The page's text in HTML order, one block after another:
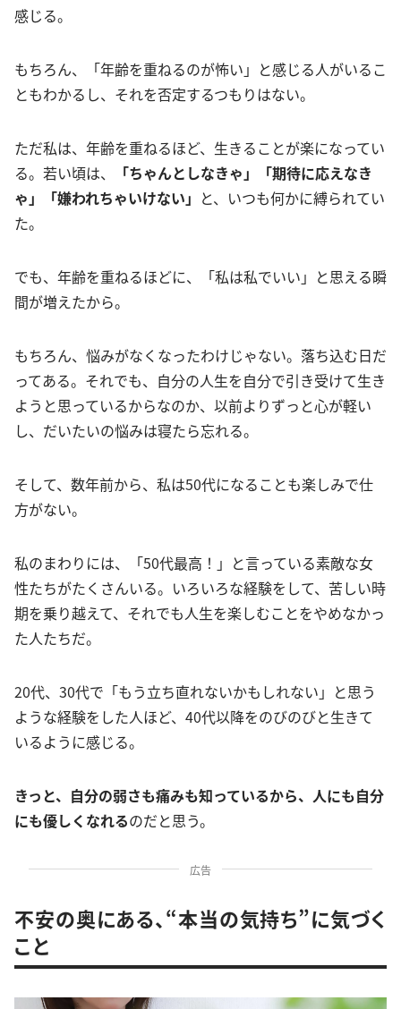
感じる。
もちろん、「年齢を重ねるのが怖い」と感じる人がいるこ
ともわかるし、それを否定するつもりはない。
ただ私は、年齢を重ねるほど、生きることが楽になってい
る。若い頃は、
「ちゃんとしなきゃ」「期待に応えなき
ゃ」「嫌われちゃいけない」 と、いつも何かに縛られてい
た。
でも、年齢を重ねるほどに、「私は私でいい」と思える瞬
間が増えたから。
もちろん、悩みがなくなったわけじゃない。落ち込む日だ
ってある。それでも、自分の人生を自分で引き受けて生き
ようと思っているからなのか、以前よりずっと心が軽い
し、だいたいの悩みは寝たら忘れる。
そして、数年前から、私は50代になることも楽しみで仕
方がない。
私のまわりには、「50代最高！」と言っている素敵な女
性たちがたくさんいる。いろいろな経験をして、苦しい時
期を乗り越えて、それでも人生を楽しむことをやめなかっ
た人たちだ。
20代、30代で「もう立ち直れないかもしれない」と思う
ような経験をした人ほど、40代以降をのびのびと生きて
いるように感じる。
きっと、自分の弱さも痛みも知っているから、人にも自分
にも優しくなれるのだと思う。
広告
不安の奥にある、“本当の気持ち”に気づく
こと